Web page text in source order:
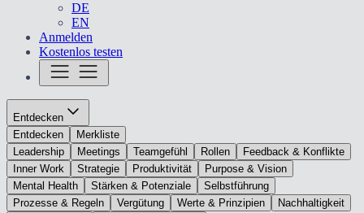
DE
EN
Anmelden
Kostenlos testen
Entdecken
Entdecken
Merkliste
Leadership
Meetings Teamgefühl Rollen
Feedback & Konflikte
Inner Work
Strategie Produktivität
Purpose & Vision
Mental Health
Stärken & Potenziale
Selbstführung
Prozesse & Regeln
Vergütung Werte & Prinzipien
Nachhaltigkeit